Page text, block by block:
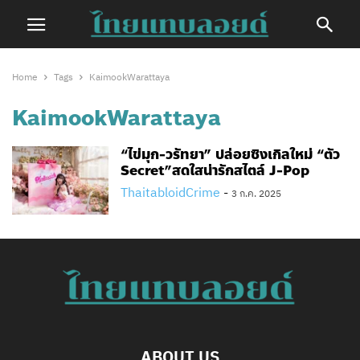
Home Tags KaimookWarattaya
KaimookWarattaya
“ไข่มุก-วรัทยา” ปล่อยซิงเกิลใหม่ “ตัว
Secret”สดใสน่ารักสไตล์ J-Pop
ThaitabloidCrime - 3 ก.ค. 2025